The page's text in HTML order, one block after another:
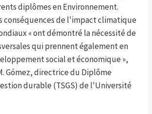
diplômes en Environnement.
conséquences de l'impact climatique
« ont démontré la nécessité de
qui prennent également en
social et économique »,
Gómez, directrice du Diplôme
durable (TSGS) de l'Université